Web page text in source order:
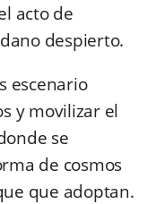
acto de
despierto.
escenario
y movilizar el
se
de cosmos
que adoptan.